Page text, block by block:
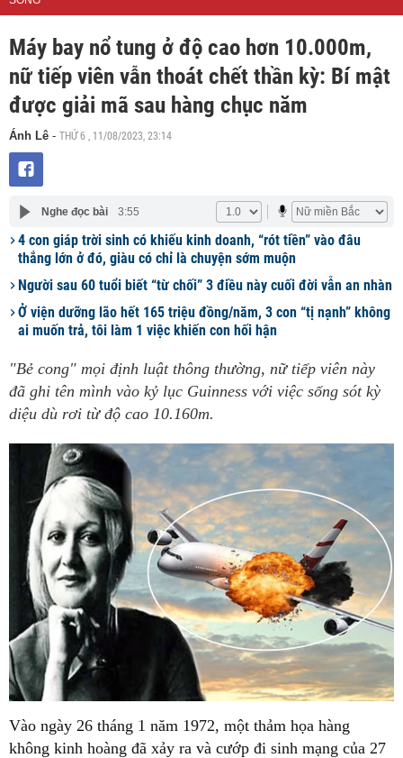
Máy bay nổ tung ở độ cao hơn 10.000m,
nữ tiếp viên vẫn thoát chết thần kỳ: Bí mật
được giải mã sau hàng chục năm
Ánh Lê - THỨ 6 , 11/08/2023, 23:14
Nghe đọc bài 3:55
4 con giáp trời sinh có khiếu kinh doanh, “rót tiền” vào đâu
thắng lớn ở đó, giàu có chỉ là chuyện sớm muộn
Người sau 60 tuổi biết “từ chối” 3 điều này cuối đời vẫn an nhàn
Ở viện dưỡng lão hết 165 triệu đồng/năm, 3 con “tị nạnh” không
ai muốn trả, tôi làm 1 việc khiến con hối hận
"Bẻ cong" mọi định luật thông thường, nữ tiếp viên này
đã ghi tên mình vào kỷ lục Guinness với việc sống sót kỳ
diệu dù rơi từ độ cao 10.160m.
Vào ngày 26 tháng 1 năm 1972, một thảm họa hàng
không kinh hoàng đã xảy ra và cướp đi sinh mạng của 27